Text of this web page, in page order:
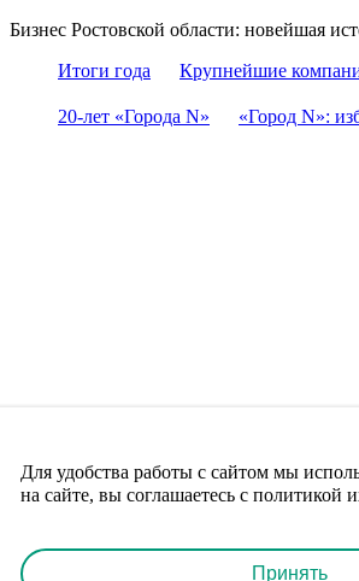
Бизнес Ростовской области: новейшая
Итоги года
Крупнейшие
20-лет «Города N» «Город N»:
Для удобства работы с сайтом мы
на сайте, вы соглашаетесь с политикой
Принять